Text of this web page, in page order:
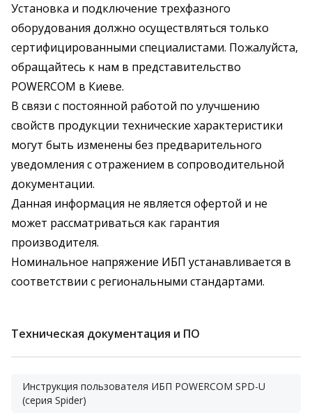
Установка и подключение трехфазного
оборудования должно осуществляться только
сертифицированными специалистами. Пожалуйста,
обращайтесь к нам в представительство
POWERCOM в Киеве.
В связи с постоянной работой по улучшению
свойств продукции технические характеристики
могут быть изменены без предварительного
уведомления с отражением в сопроводительной
документации.
Данная информация не является офертой и не
может рассматриваться как гарантия
производителя.
Номинальное напряжение ИБП устанавливается в
соответствии с региональными стандартами.
Техническая документация и ПО
Инструкция пользователя ИБП POWERCOM SPD-U
(серия Spider)